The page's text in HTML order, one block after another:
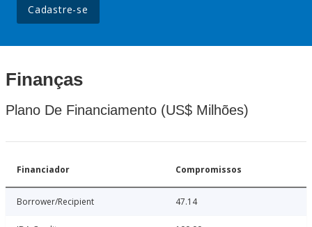
Cadastre-se
Finanças
Plano De Financiamento (US$ Milhões)
Financiador Compromissos
Borrower/Recipient 47.14